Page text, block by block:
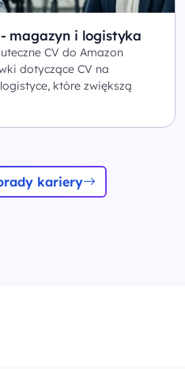
magazyn i logistyka
CV do Amazon
dotyczące CV na
które zwiększą
kariery